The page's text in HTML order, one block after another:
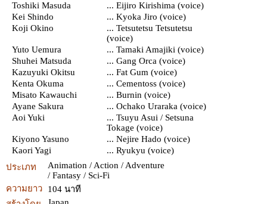
Toshiki Masuda
... Eijiro Kirishima (voice)
Kei Shindo
... Kyoka Jiro (voice)
Koji Okino
... Tetsutetsu Tetsutetsu
(voice)
Yuto Uemura
... Tamaki Amajiki (voice)
Shuhei Matsuda
... Gang Orca (voice)
Kazuyuki Okitsu
... Fat Gum (voice)
Kenta Okuma
... Cementoss (voice)
Misato Kawauchi
... Burnin (voice)
Ayane Sakura
... Ochako Uraraka (voice)
Aoi Yuki
... Tsuyu Asui / Setsuna
Tokage (voice)
Kiyono Yasuno
... Nejire Hado (voice)
Kaori Yagi
... Ryukyu (voice)
ประเภท
Animation / Action / Adventure
/ Fantasy / Sci-Fi
ความยาว
104 นาที